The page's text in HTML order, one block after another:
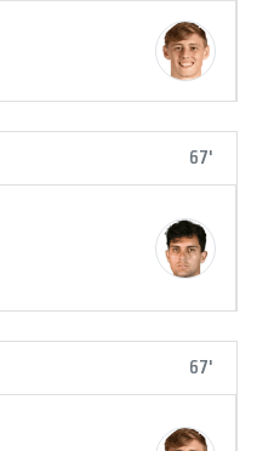
67'
67'